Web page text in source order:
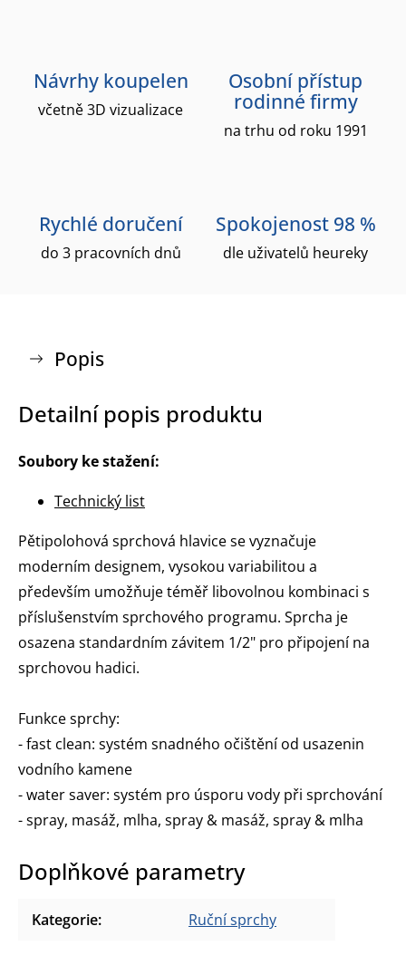
Návrhy koupelen
včetně 3D vizualizace
Osobní přístup
rodinné firmy
na trhu od roku 1991
Rychlé doručení
do 3 pracovních dnů
Spokojenost 98 %
dle uživatelů heureky
Popis
Detailní popis produktu
Soubory ke stažení:
Technický list
Pětipolohová sprchová hlavice se vyznačuje
moderním designem, vysokou variabilitou a
především umožňuje téměř libovolnou kombinaci s
příslušenstvím sprchového programu. Sprcha je
osazena standardním závitem 1/2" pro připojení na
sprchovou hadici.
Funkce sprchy:
- fast clean: systém snadného očištění od usazenin
vodního kamene
- water saver: systém pro úsporu vody při sprchování
- spray, masáž, mlha, spray & masáž, spray & mlha
Doplňkové parametry
Kategorie: Ruční sprchy